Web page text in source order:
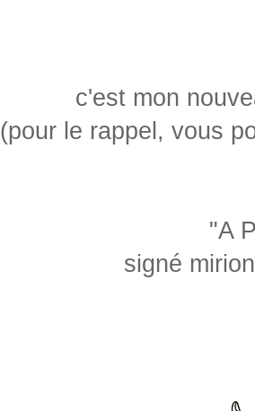
c'est mon
(pour le rappel, vous
"A
signé